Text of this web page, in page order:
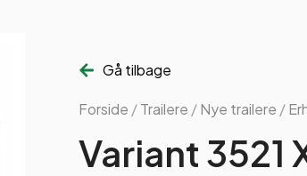
Gå tilbage
Forside /Trailere /Nye trailere /
Variant 3521